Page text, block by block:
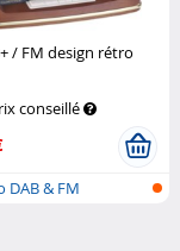
/ FM design rétro
conseillé
DAB & FM